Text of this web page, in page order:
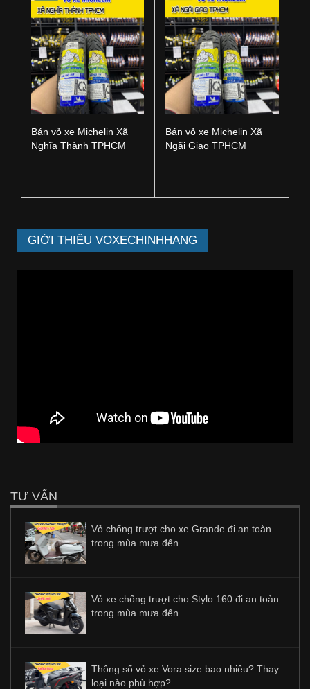
Bán vỏ xe Michelin Xã
Nghĩa Thành TPHCM
Bán vỏ xe Michelin Xã
Ngãi Giao TPHCM
GIỚI THIỆU VOXECHINHHANG
TƯ VẤN
Vỏ chống trượt cho xe Grande đi an toàn
trong mùa mưa đến
Vỏ xe chống trượt cho Stylo 160 đi an toàn
trong mùa mưa đến
Thông số vỏ xe Vora size bao nhiêu? Thay
loại nào phù hợp?